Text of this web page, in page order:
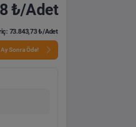
₺/Adet
73.843,73 ₺/Adet
Sonra Öde!